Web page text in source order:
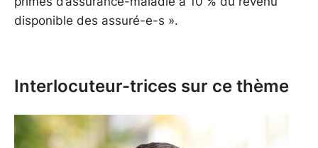
disponible des assuré-e-s ».
Interlocuteur-trices sur ce thème